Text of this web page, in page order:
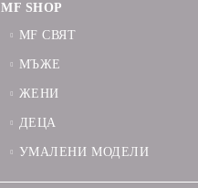
MF SHOP
MF СВЯТ
МЪЖЕ
ЖЕНИ
ДЕЦА
УМАЛЕНИ МОДЕЛИ